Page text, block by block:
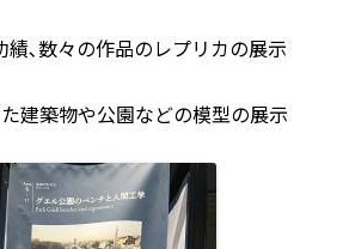
績､数々の作品のレプリカの展示
建築物や公園などの模型の展示